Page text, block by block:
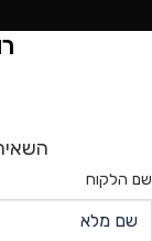
שם הלקוח